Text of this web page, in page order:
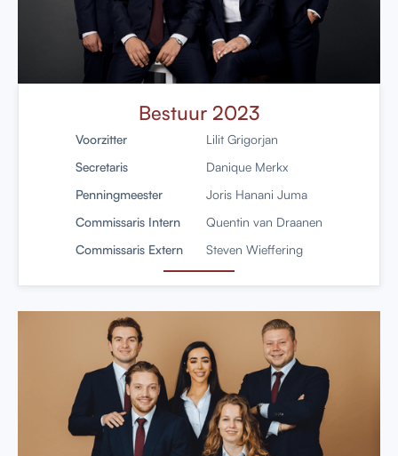
Bestuur 2023
Voorzitter
Lilit Grigorjan
Secretaris
Danique Merkx
Penningmeester
Joris Hanani Juma
Commissaris Intern
Quentin van Draanen
Commissaris Extern
Steven Wieffering